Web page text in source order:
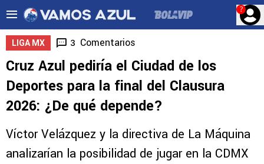
?
LIGA MX 3 Comentarios
Cruz Azul pediría el Ciudad de los
Deportes para la final del Clausura
2026: ¿De qué depende?
Víctor Velázquez y la directiva de La Máquina
analizarían la posibilidad de jugar en la CDMX